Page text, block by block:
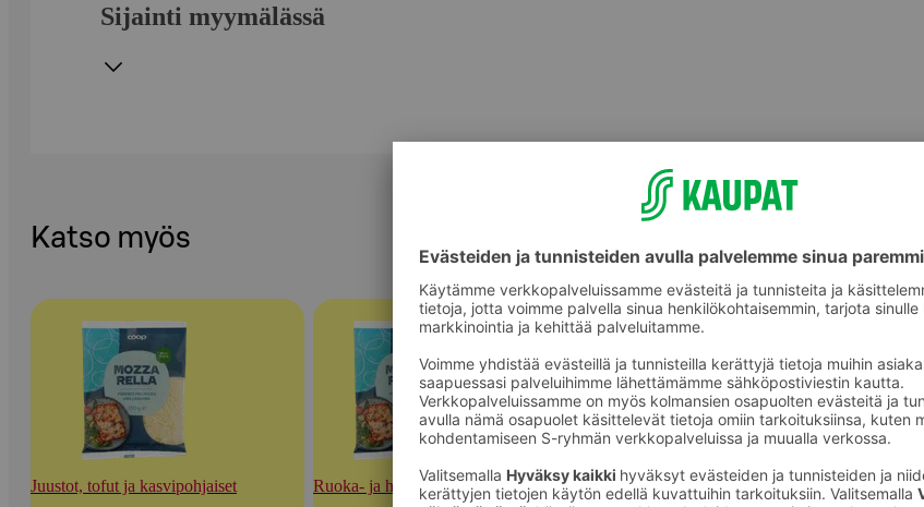
Sijainti myymälässä
Katso myös
Juustot, tofut ja kasvipohjaiset Ruoka- ja herkuttelujuustot
Halloumit, grillijuustot ja muut
erikoisjuustot